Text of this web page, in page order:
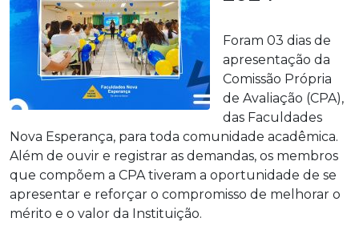
Foram 03 dias de
apresentação da
Comissão Própria
de Avaliação (CPA),
das Faculdades
Nova Esperança, para toda comunidade acadêmica.
Além de ouvir e registrar as demandas, os membros
que compõem a CPA tiveram a oportunidade de se
apresentar e reforçar o compromisso de melhorar o
mérito e o valor da Instituição.